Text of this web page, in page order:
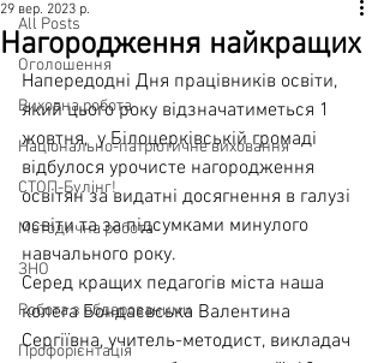
All Posts
Оголошення
Виховна робота
Національно-патріотичне виховання
СТОП-Булінг!
Методична робота
ЗНО
Робота з обдарованими
Профорієнтація
Нагородження найкращих
29 вер. 2023 р.
Напередодні Дня працівників освіти,
який цього року відзначатиметься 1
жовтня,  у Білоцерківській громаді
відбулося урочисте нагородження
освітян за видатні досягнення в галузі
освіти та за підсумками минулого
навчального року.
Серед кращих педагогів міста наша
колега Бондаєвська Валентина
Сергіївна, учитель-методист, викладач